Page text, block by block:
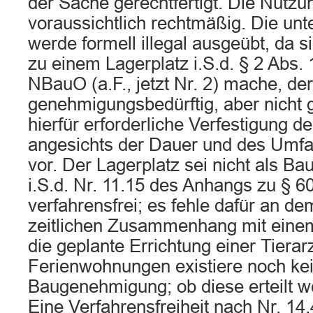
voraussichtlich rechtmäßig. Die
werde formell illegal ausgeübt, da
zu einem Lagerplatz i.S.d. § 2 Abs.
NBauO (a.F., jetzt Nr. 2) mache, der
genehmigungsbedürftig, aber nicht
hierfür erforderliche Verfestigung
angesichts der Dauer und des
vor. Der Lagerplatz sei nicht als
i.S.d. Nr. 11.15 des Anhangs zu §
verfahrensfrei; es fehle dafür an
zeitlichen Zusammenhang mit
die geplante Errichtung einer
Ferienwohnungen existiere noch
Baugenehmigung; ob diese erteilt
Eine Verfahrensfreiheit nach Nr.